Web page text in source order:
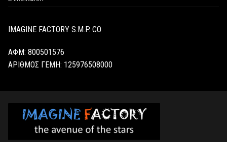
IMAGINE FACTORY S.M.P. CO
ΑΦΜ: 800501576
ΑΡΙΘΜΟΣ ΓΕΜΗ: 125976508000